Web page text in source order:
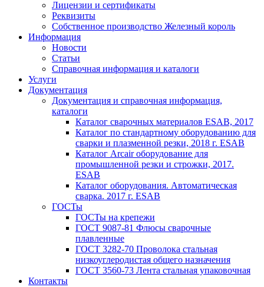
Лицензии и сертификаты
Реквизиты
Собственное производство Железный король
Информация
Новости
Статьи
Справочная информация и каталоги
Услуги
Документация
Документация и справочная информация,
каталоги
Каталог сварочных материалов ESAB, 2017
Каталог по стандартному оборудованию для
сварки и плазменной резки, 2018 г. ESAB
Каталог Arcair оборудование для
промышленной резки и строжки, 2017.
ESAB
Каталог оборудования. Автоматическая
сварка. 2017 г. ESAB
ГОСТы
ГОСТы на крепежи
ГОСТ 9087-81 Флюсы сварочные
плавленные
ГОСТ 3282-70 Проволока стальная
низкоуглеродистая общего назначения
ГОСТ 3560-73 Лента стальная упаковочная
Контакты